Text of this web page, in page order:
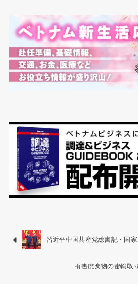
習近平中国共産党総書記・国
有害廃棄物の密輸取